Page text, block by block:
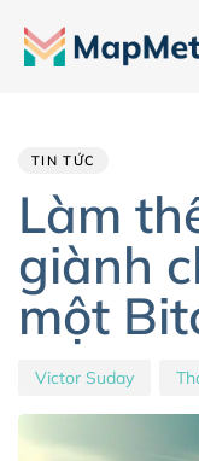
TIN TỨC
Làm
giành
một
Victor Suday